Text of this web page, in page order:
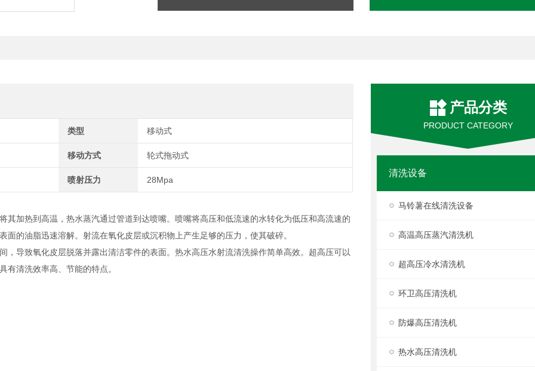
产品分类
PRODUCT CATEGORY
清洗设备
马铃薯在线清洗设备
高温高压蒸汽清洗机
超高压冷水清洗机
环卫高压清洗机
防爆高压清洗机
热水高压清洗机
类型 移动式
移动方式 轮式拖动式
喷射压力 28Mpa
其加热到高温，热水蒸汽通过管道到达喷嘴。喷嘴将高压和低流速的水转化为低压和高流速的
的油脂迅速溶解。射流在氧化皮层或沉积物上产生足够的压力，使其破碎。
导致氧化皮层脱落并露出清洁零件的表面。热水高压水射流清洗操作简单高效。超高压可以
有清洗效率高、节能的特点。